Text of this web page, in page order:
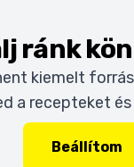
ránk
kiemelt
a recepteket
Beállítom